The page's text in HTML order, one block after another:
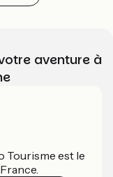
aventure à
Tourisme est le